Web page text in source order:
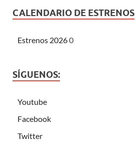
CALENDARIO DE ESTRENOS
Estrenos 20260
SÍGUENOS:
Youtube
Facebook
Twitter